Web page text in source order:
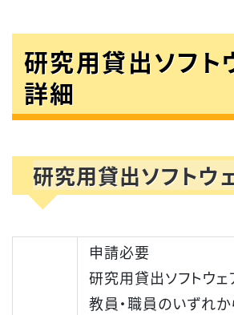
研究用貸出ソフト
詳細
研究用貸出ソフトウ
申請必要
研究用貸出ソフトウェ
教員・職員のいずれ